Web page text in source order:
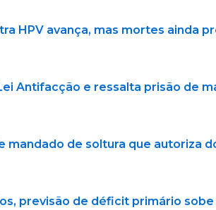
HPV avança, mas mortes ainda
Antifacção e ressalta prisão de
mandado de soltura que autoriza
previsão de déficit primário sobe